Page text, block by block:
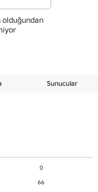
Sunucular
0
66